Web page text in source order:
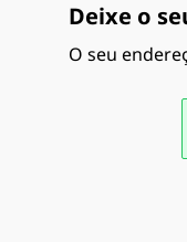
Deixe o
O seu